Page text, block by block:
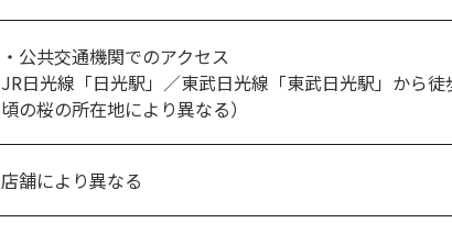
・公共交通機関でのアクセス
JR日光線「日光駅」／東武日光線「東武日光駅」から
頃の桜の所在地により異なる）
店舗により異なる